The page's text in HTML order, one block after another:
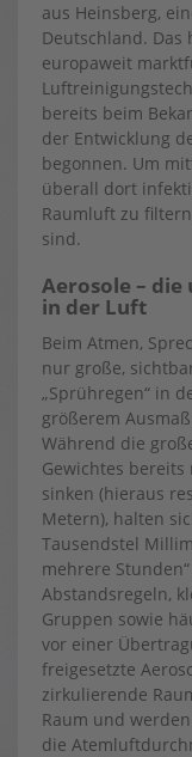
aus Heinsberg,
Deutschland. Das
europaweit
bereits beim
der Entwicklung
begonnen. Um
überall dort
Raumluft zu
sind.
Aerosole –
in der Luft
Beim Atmen,
nur große,
„Sprühregen“ in
größerem
Während die
Gewichtes
sinken (hieraus
Metern), halten
Tausendstel
mehrere
Abstandsregeln,
Gruppen sowie
vor einer
freigesetzte
zirkulierende
Raum und
die